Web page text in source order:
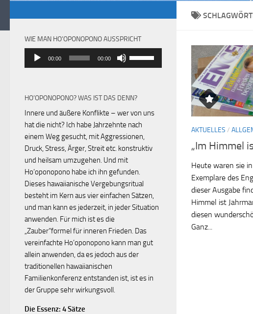
AKTUELLES /
„Im Himmel
Heute waren sie
Exemplare des
dieser Ausgabe
Himmel ist
diesen
Ganz...
WIE MAN HO’OPONOPONO AUSSPRICHT
Audio-
00:00 00:00
die
Lautstärke
zu
regeln.
HO’OPONOPONO? WAS IST DAS DENN?
Innere und äußere Konflikte – wer von uns
hat die nicht? Ich habe Jahrzehnte nach
einem Weg gesucht, mit Aggressionen,
Druck, Stress, Ärger, Streit etc. konstruktiv
und heilsam umzugehen. Und mit
Ho’oponopono habe ich ihn gefunden.
Dieses hawaiianische Vergebungsritual
besteht im Kern aus vier einfachen Sätzen,
und man kann es jederzeit, in jeder Situation
anwenden. Für mich ist es die
„Zauber“formel für inneren Frieden. Das
vereinfachte Ho’oponopono kann man gut
allein anwenden, da es jedoch aus der
traditionellen hawaiianischen
Familienkonferenz entstanden ist, ist es in
der Gruppe sehr wirkungsvoll.
Die Essenz: 4 Sätze